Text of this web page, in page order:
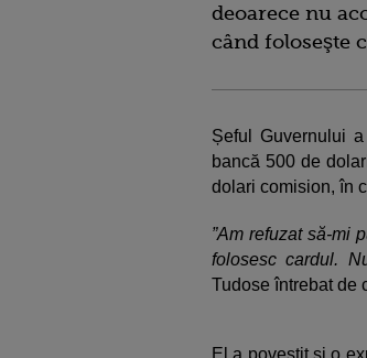
deoarece nu
când foloseşte
Șeful Guvernului
bancă 500 de
dolari comision, în
”Am refuzat să-mi
folosesc cardul.
Tudose întrebat de
El a povestit şi o